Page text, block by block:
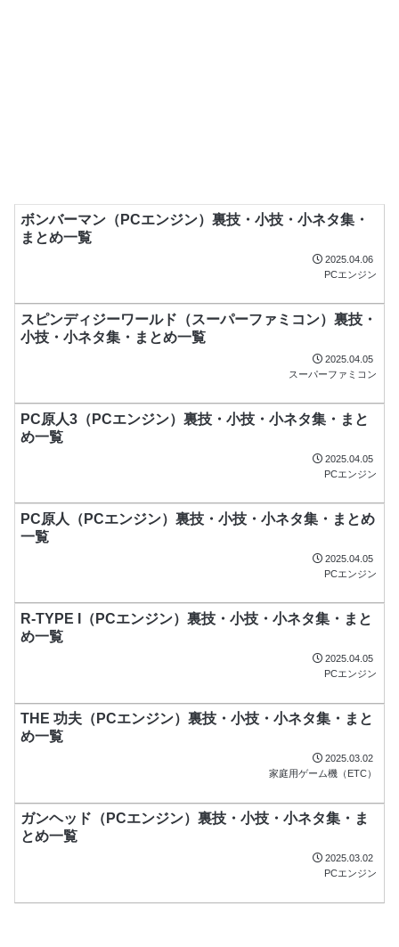
ボンバーマン（PCエンジン）裏技・小技・小ネタ集・
まとめ一覧
2025.04.06
PCエンジン
スピンディジーワールド（スーパーファミコン）裏技・
小技・小ネタ集・まとめ一覧
2025.04.05
スーパーファミコン
PC原人3（PCエンジン）裏技・小技・小ネタ集・まと
め一覧
2025.04.05
PCエンジン
PC原人（PCエンジン）裏技・小技・小ネタ集・まとめ
一覧
2025.04.05
PCエンジン
R-TYPE I（PCエンジン）裏技・小技・小ネタ集・まと
め一覧
2025.04.05
PCエンジン
THE 功夫（PCエンジン）裏技・小技・小ネタ集・まと
め一覧
2025.03.02
家庭用ゲーム機（ETC）
ガンヘッド（PCエンジン）裏技・小技・小ネタ集・ま
とめ一覧
2025.03.02
PCエンジン